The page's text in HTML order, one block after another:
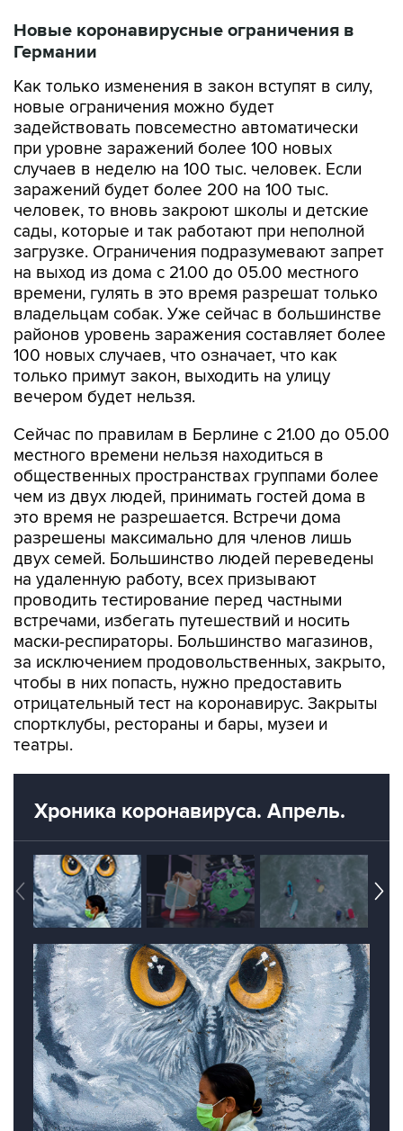
Новые коронавирусные ограничения в
Германии
Как только изменения в закон вступят в силу,
новые ограничения можно будет
задействовать повсеместно автоматически
при уровне заражений более 100 новых
случаев в неделю на 100 тыс. человек. Если
заражений будет более 200 на 100 тыс.
человек, то вновь закроют школы и детские
сады, которые и так работают при неполной
загрузке. Ограничения подразумевают запрет
на выход из дома с 21.00 до 05.00 местного
времени, гулять в это время разрешат только
владельцам собак. Уже сейчас в большинстве
районов уровень заражения составляет более
100 новых случаев, что означает, что как
только примут закон, выходить на улицу
вечером будет нельзя.
Сейчас по правилам в Берлине с 21.00 до 05.00
местного времени нельзя находиться в
общественных пространствах группами более
чем из двух людей, принимать гостей дома в
это время не разрешается. Встречи дома
разрешены максимально для членов лишь
двух семей. Большинство людей переведены
на удаленную работу, всех призывают
проводить тестирование перед частными
встречами, избегать путешествий и носить
маски-респираторы. Большинство магазинов,
за исключением продовольственных, закрыто,
чтобы в них попасть, нужно предоставить
отрицательный тест на коронавирус. Закрыты
спортклубы, рестораны и бары, музеи и
театры.
Хроника коронавируса. Апрель.